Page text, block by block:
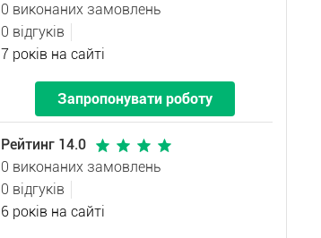
0 виконаних замовлень
0 відгуків
7 років на сайті
Запропонувати роботу
Рейтинг 14.0
0 виконаних замовлень
0 відгуків
6 років на сайті